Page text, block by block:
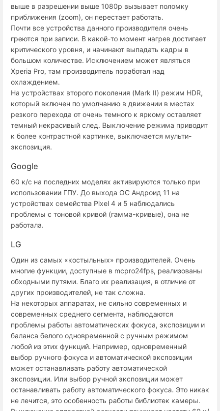
выше в разрешении выше 1080p вызывает поломку
приближения (zoom), он перестает работать.
Почти все устройства данного производителя очень
греются при записи. В какой-то момент нагрев достигает
критического уровня, и начинают выпадать кадры в
большом количестве. Исключением может являться
Xperia Pro, там производитель поработал над
охлаждением.
На устройствах второго поколения (Mark II) режим HDR,
который включен по умолчанию в движении в местах
резкого перехода от очень темного к яркому оставляет
темный некрасивый след. Выключение режима приводит
к более контрастной картинке, выключается мульти-
экспозиция.
Google
60 к/с на последних моделях активируются только при
использовании ГПУ. До выхода ОС Андроид 11 на
устройствах семейства Pixel 4 и 5 наблюдались
проблемы с тоновой кривой (гамма-кривые), она не
работала.
LG
Один из самых «костыльных» производителей. Очень
многие функции, доступные в mcpro24fps, реализованы
обходными путями. Благо их реализация, в отличие от
других производителей, не так сложна.
На некоторых аппаратах, не сильно современных и
современных среднего сегмента, наблюдаются
проблемы работы автоматических фокуса, экспозиции и
баланса белого одновременной с ручным режимом
любой из этих функций. Например, одновременный
выбор ручного фокуса и автоматической экспозиции
может останавливать работу автоматической
экспозиции. Или выбор ручной экспозиции может
останавливать работу автоматического фокуса. Это никак
не лечится, это особенность работы библиотек камеры.